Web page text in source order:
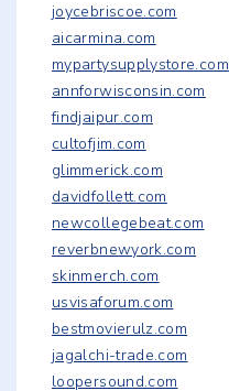
joycebriscoe.com
aicarmina.com
mypartysupplystore.com
annforwisconsin.com
findjaipur.com
cultofjim.com
glimmerick.com
davidfollett.com
newcollegebeat.com
reverbnewyork.com
skinmerch.com
usvisaforum.com
bestmovierulz.com
jagalchi-trade.com
loopersound.com